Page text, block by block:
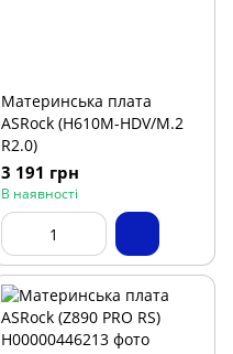
Материнська плата
ASRock (H610M-HDV/M.2
R2.0)
3 191 грн
В наявності